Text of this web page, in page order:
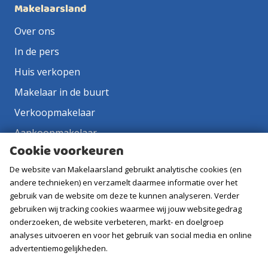
Makelaarsland
Over ons
In de pers
Huis verkopen
Makelaar in de buurt
Verkoopmakelaar
Aankoopmakelaar
Contact
Vacatures
Volg ons
Cookie voorkeuren
De website van Makelaarsland gebruikt analytische cookies (en
andere technieken) en verzamelt daarmee informatie over het
gebruik van de website om deze te kunnen analyseren. Verder
gebruiken wij tracking cookies waarmee wij jouw websitegedrag
onderzoeken, de website verbeteren, markt- en doelgroep
analyses uitvoeren en voor het gebruik van social media en online
advertentiemogelijkheden.